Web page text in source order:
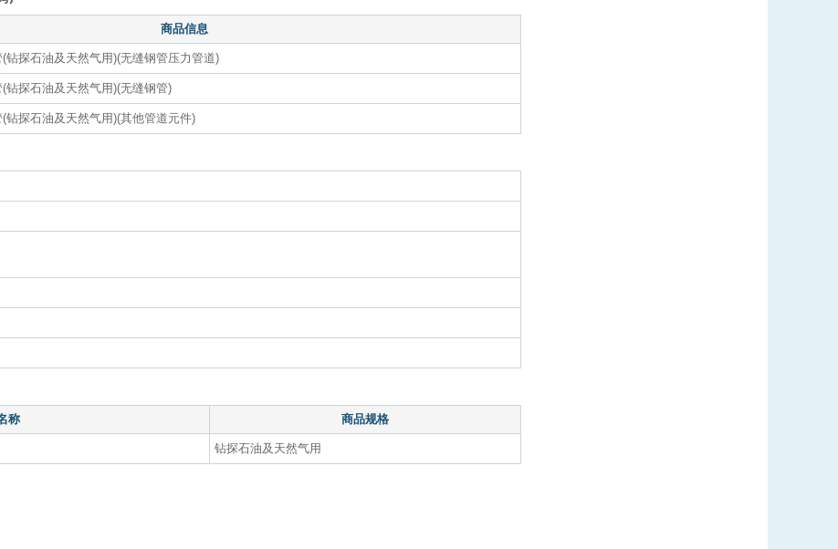
商品信息
钻探石油及天然气用)(无缝钢管压力管道)
钻探石油及天然气用)(无缝钢管)
钻探石油及天然气用)(其他管道元件)
称 商品规格
钻探石油及天然气用